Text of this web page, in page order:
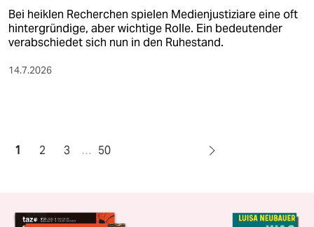
Bei heiklen Recherchen spielen Medienjustiziare eine oft
hintergründige, aber wichtige Rolle. Ein bedeutender
verabschiedet sich nun in den Ruhestand.
14.7.2026
1 2 3 … 50